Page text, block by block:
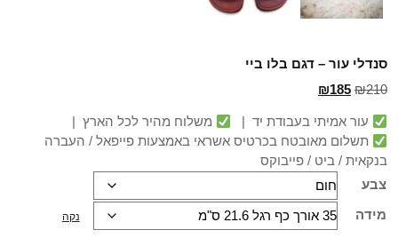
סנדלי עור – דגם בלו ביי
₪210
₪185
עור אמיתי בעבודת יד |
משלוח מהיר לכל הארץ |
תשלום מאובטח בכרטיס אשראי באמצעות פייפאל / העברה
בנקאית / ביט / פייבוקס
צבע
מידה
נקה